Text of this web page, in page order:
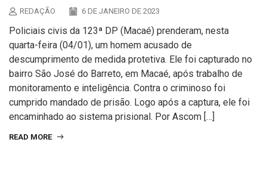
REDAÇÃO 6 DE JANEIRO DE 2023
Policiais civis da 123ª DP (Macaé) prenderam, nesta
quarta-feira (04/01), um homem acusado de
descumprimento de medida protetiva. Ele foi capturado no
bairro São José do Barreto, em Macaé, após trabalho de
monitoramento e inteligência. Contra o criminoso foi
cumprido mandado de prisão. Logo após a captura, ele foi
encaminhado ao sistema prisional. Por Ascom […]
READ MORE